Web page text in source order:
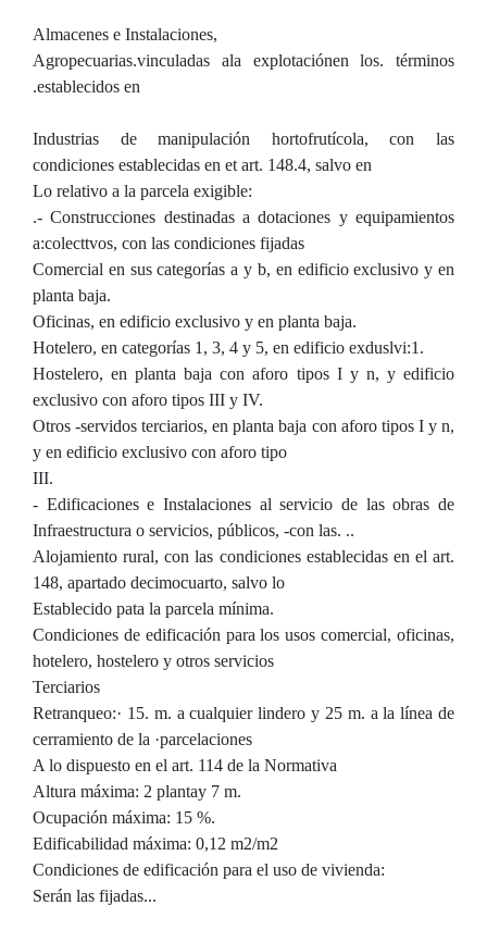
Almacenes e Instalaciones,
Agropecuarias.vinculadas ala explotaciónen los. términos
.establecidos en
Industrias de manipulación hortofrutícola, con las
condiciones establecidas en et art. 148.4, salvo en
Lo relativo a la parcela exigible:
.- Construcciones destinadas a dotaciones y equipamientos
a:colecttvos, con las condiciones fijadas
Comercial en sus categorías a y b, en edificio exclusivo y en
planta baja.
Oficinas, en edificio exclusivo y en planta baja.
Hotelero, en categorías 1, 3, 4 y 5, en edificio exduslvi:1.
Hostelero, en planta baja con aforo tipos I y n, y edificio
exclusivo con aforo tipos III y IV.
Otros -servidos terciarios, en planta baja con aforo tipos I y n,
y en edificio exclusivo con aforo tipo
III.
- Edificaciones e Instalaciones al servicio de las obras de
Infraestructura o servicios, públicos, -con las. ..
Alojamiento rural, con las condiciones establecidas en el art.
148, apartado decimocuarto, salvo lo
Establecido pata la parcela mínima.
Condiciones de edificación para los usos comercial, oficinas,
hotelero, hostelero y otros servicios
Terciarios
Retranqueo:· 15. m. a cualquier lindero y 25 m. a la línea de
cerramiento de la ·parcelaciones
A lo dispuesto en el art. 114 de la Normativa
Altura máxima: 2 plantay 7 m.
Ocupación máxima: 15 %.
Edificabilidad máxima: 0,12 m2/m2
Condiciones de edificación para el uso de vivienda:
Serán las fijadas...